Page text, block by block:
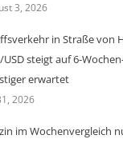
3, 2026
in Straße von
USD steigt auf 6-
erwartet
2026
im Wochenvergleich